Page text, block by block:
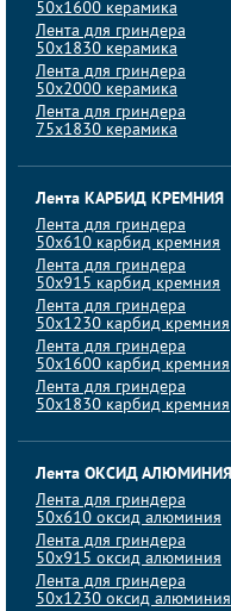
50х1600 керамика
Лента для гриндера
50х1830 керамика
Лента для гриндера
50х2000 керамика
Лента для гриндера
75х1830 керамика
Лента КАРБИД КРЕМНИЯ
Лента для гриндера
50х610 карбид кремния
Лента для гриндера
50х915 карбид кремния
Лента для гриндера
50х1230 карбид кремния
Лента для гриндера
50х1600 карбид кремния
Лента для гриндера
50х1830 карбид кремния
Лента ОКСИД АЛЮМИНИЯ
Лента для гриндера
50х610 оксид алюминия
Лента для гриндера
50х915 оксид алюминия
Лента для гриндера
50х1230 оксид алюминия